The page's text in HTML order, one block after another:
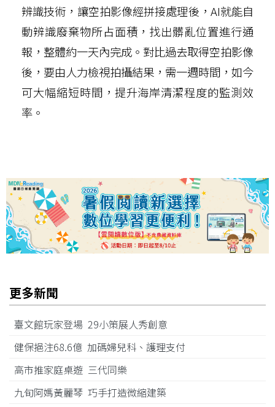
辨識技術，讓空拍影像經拼接處理後，AI就能自
動辨識廢棄物所占面積，找出髒亂位置進行通
報，整體約一天內完成。對比過去取得空拍影像
後，要由人力檢視拍攝結果，需一週時間，如今
可大幅縮短時間，提升海岸清潔程度的監測效
率。
更多新聞
臺文館玩家登場 29小策展人秀創意
健保挹注68.6億 加碼婦兒科、護理支付
高市推家庭桌遊 三代同樂
九旬阿媽黃麗琴 巧手打造微縮建築